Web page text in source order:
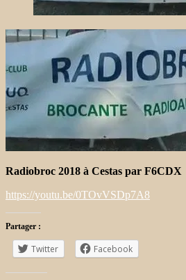
Radiobroc 2018 à Cestas par F6CDX
https://youtu.be/0TOvVSDp7A8
Partager :
Twitter Facebook